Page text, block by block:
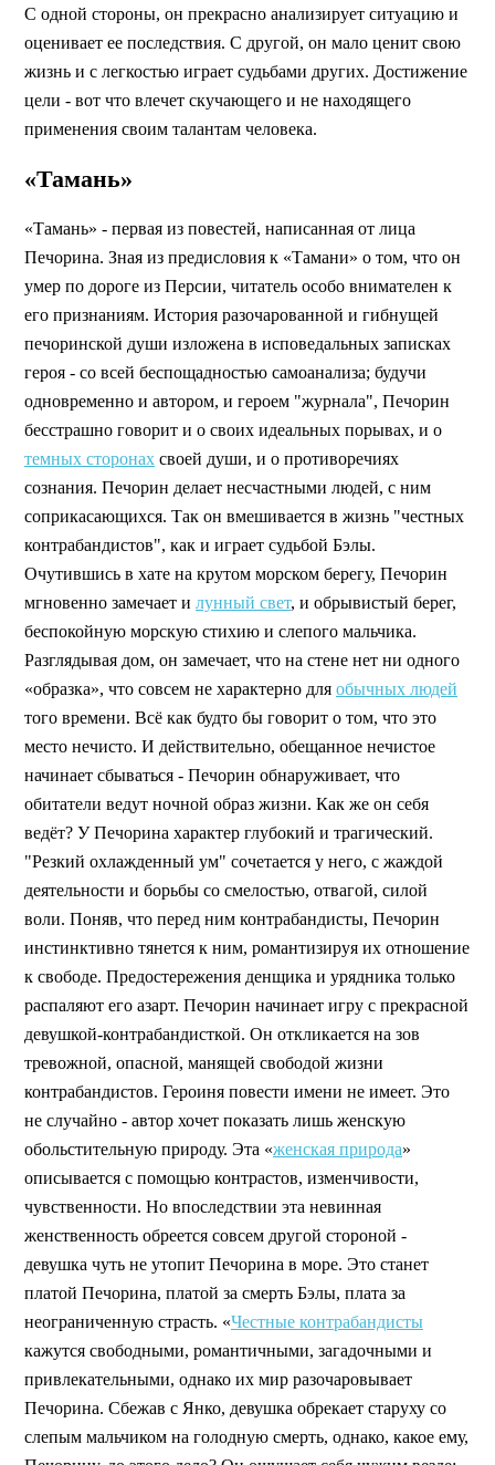
С одной стороны, он прекрасно анализирует ситуацию и
оценивает ее последствия. С другой, он мало ценит свою
жизнь и с легкостью играет судьбами других. Достижение
цели - вот что влечет скучающего и не находящего
применения своим талантам человека.
«Тамань»
«Тамань» - первая из повестей, написанная от лица
Печорина. Зная из предисловия к «Тамани» о том, что он
умер по дороге из Персии, читатель особо внимателен к
его признаниям. История разочарованной и гибнущей
печоринской души изложена в исповедальных записках
героя - со всей беспощадностью самоанализа; будучи
одновременно и автором, и героем "журнала", Печорин
бесстрашно говорит и о своих идеальных порывах, и о
темных сторонах своей души, и о противоречиях
сознания. Печорин делает несчастными людей, с ним
соприкасающихся. Так он вмешивается в жизнь "честных
контрабандистов", как и играет судьбой Бэлы.
Очутившись в хате на крутом морском берегу, Печорин
мгновенно замечает и лунный свет, и обрывистый берег,
беспокойную морскую стихию и слепого мальчика.
Разглядывая дом, он замечает, что на стене нет ни одного
«образка», что совсем не характерно для обычных людей
того времени. Всё как будто бы говорит о том, что это
место нечисто. И действительно, обещанное нечистое
начинает сбываться - Печорин обнаруживает, что
обитатели ведут ночной образ жизни. Как же он себя
ведёт? У Печорина характер глубокий и трагический.
"Резкий охлажденный ум" сочетается у него, с жаждой
деятельности и борьбы со смелостью, отвагой, силой
воли. Поняв, что перед ним контрабандисты, Печорин
инстинктивно тянется к ним, романтизируя их отношение
к свободе. Предостережения денщика и урядника только
распаляют его азарт. Печорин начинает игру с прекрасной
девушкой-контрабандисткой. Он откликается на зов
тревожной, опасной, манящей свободой жизни
контрабандистов. Героиня повести имени не имеет. Это
не случайно - автор хочет показать лишь женскую
обольстительную природу. Эта «женская природа»
описывается с помощью контрастов, изменчивости,
чувственности. Но впоследствии эта невинная
женственность обреется совсем другой стороной -
девушка чуть не утопит Печорина в море. Это станет
платой Печорина, платой за смерть Бэлы, плата за
неограниченную страсть. «Честные контрабандисты
кажутся свободными, романтичными, загадочными и
привлекательными, однако их мир разочаровывает
Печорина. Сбежав с Янко, девушка обрекает старуху со
слепым мальчиком на голодную смерть, однако, какое ему,